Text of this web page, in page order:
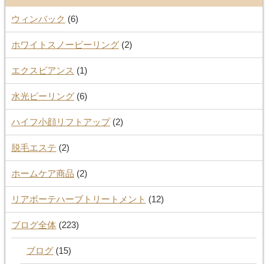
ウィンバック (6)
ホワイトスノーピーリング(2)
エクスビアンス (1)
水光ピーリング(6)
ハイフ小顔リフトアップ(2)
脱毛エステ (2)
ホームケア商品 (2)
リアボーテハーブトリートメント (12)
ブログ全体(223)
ブログ(15)